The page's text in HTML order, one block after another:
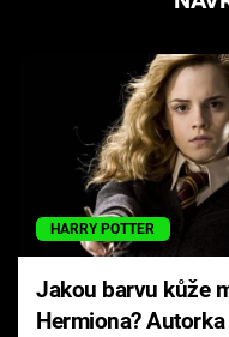
HARRY POTTER
Jakou barvu kůže
Hermiona?